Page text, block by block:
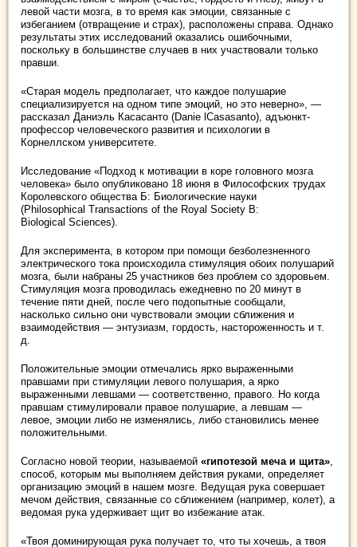
левой части мозга, в то время как эмоции, связанные с
избеганием (отвращение и страх), расположены справа. Однако
результаты этих исследований оказались ошибочными,
поскольку в большинстве случаев в них участвовали только
правши.
«Старая модель предполагает, что каждое полушарие
специализируется на одном типе эмоций, но это неверно», —
рассказал Даниэль Касасанто (Danie lCasasanto), адъюнкт-
профессор человеческого развития и психологии в
Корнеллском университете.
Исследование «Подход к мотивации в коре головного мозга
человека» было опубликовано 18 июня в Философских трудах
Королевского общества Б: Биологические науки
(Philosophical Transactions of the Royal Society B:
Biological Sciences).
Для эксперимента, в котором при помощи безболезненного
электрического тока происходила стимуляция обоих полушарий
мозга, были набраны 25 участников без проблем со здоровьем.
Стимуляция мозга проводилась ежедневно по 20 минут в
течение пяти дней, после чего подопытные сообщали,
насколько сильно они чувствовали эмоции сближения и
взаимодействия — энтузиазм, гордость, настороженность и т.
д.
Положительные эмоции отмечались ярко выраженными
правшами при стимуляции левого полушария, а ярко
выраженными левшами — соответственно, правого. Но когда
правшам стимулировали правое полушарие, а левшам —
левое, эмоции либо не изменялись, либо становились менее
положительными.
Согласно новой теории, называемой «гипотезой меча и щита»
способ, которым мы выполняем действия руками, определяет
организацию эмоций в нашем мозге. Ведущая рука совершает
мечом действия, связанные со сближением (например, колет), а
ведомая рука удерживает щит во избежание атак.
«Твоя доминирующая рука получает то, что ты хочешь, а твоя